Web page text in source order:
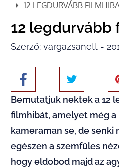
12 LEGDURVÁBB FILMHIBA
12 legdurvább
Szerző: vargazsanett -
Bemutatjuk nektek a 12
filmhibát, amelyet még a
kameraman se, de senki
egészen a szemfüles
hogy eldobod majd az